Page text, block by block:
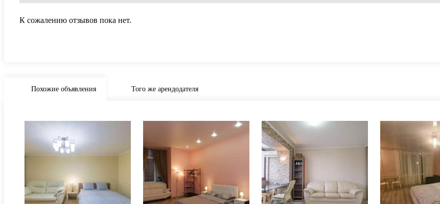
К сожалению отзывов пока нет.
Похожие объявления Того же арендодателя